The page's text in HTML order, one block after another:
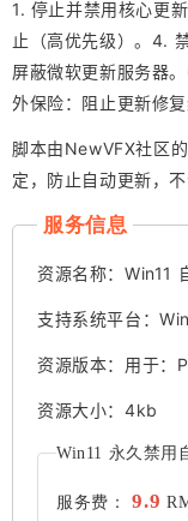
1. 停止并禁用核心更
止（高优先级）。4.
屏蔽微软更新服务器
外保险：阻止更新修
脚本由NewVFX社区
定，防止自动更新，
服务信息
资源名称：Win11
支持系统平台：
资源版本：用于：
资源大小：4kb
Win11 永久禁用
服务费： 9.9